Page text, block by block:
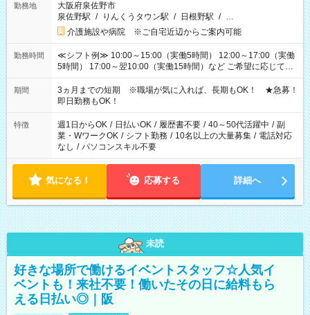
勤務地
大阪府泉佐野市
泉佐野駅 / りんくうタウン駅 / 日根野駅 / …
介護施設や病院 ※ご自宅近辺からご案内可能
勤務時間
≪シフト例≫ 10:00～15:00（実働5時間） 12:00～17:00（実働
5時間） 17:00～翌10:00（実働15時間）など ご希望に応じて、
働く時間は調整できます！ お気軽に担当へ相談ください！
期間
3ヵ月までの短期 ※職場が気に入れば、長期もOK！ ★急募！
即日勤務もOK！
特徴 週1日からOK / 日払いOK / 履歴書不要 / 40～50代活躍中 / 副
業・WワークOK / シフト勤務 / 10名以上の大量募集 / 電話対応
なし / パソコンスキル不要
気になる！ 応募する 詳細へ
未読
好きな場所で働けるイベントスタッフ☆人気イ
ベントも！来社不要！働いたその日に給料もら
える日払い◎｜阪